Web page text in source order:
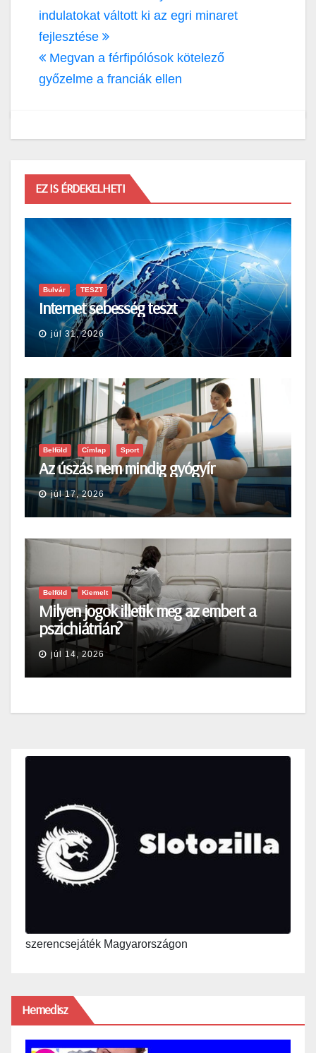
navigáció
indulatokat váltott ki az egri minaret
fejlesztése
Megvan a férfipólósok kötelező
győzelme a franciák ellen
EZ IS ÉRDEKELHETI
Bulvár TESZT
Internet sebesség teszt
júl 31, 2026
Belföld Címlap Sport
Az úszás nem mindig gyógyír
júl 17, 2026
Belföld Kiemelt
Milyen jogok illetik meg az embert a
pszichiátrián?
júl 14, 2026
szerencsejáték Magyarországon
Hemedisz